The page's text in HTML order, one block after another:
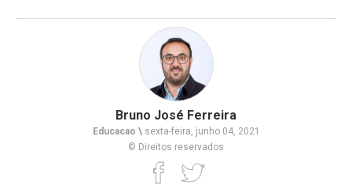
Bruno José Ferreira
Educacao \sexta-feira, junho 04, 2021
© Direitos reservados